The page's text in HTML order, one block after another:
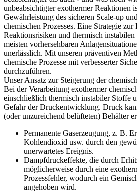
unbeabsichtigter exothermer Reaktionen
Gewährleistung des sicheren Scale-up
chemischen Prozesses. Eine Strategie
Reaktionsrisiken und thermisch
meisten vorhersehbaren
unerlässlich. Mit unseren präventiven
chemische Prozesse mit verbesserter
durchzuführen.
Unser Ansatz zur Steigerung der
Bei der Verarbeitung exothermer
einschließlich thermisch instabiler Stoffe
Gefahr der Druckentwicklung. Druck
(oder unzureichend belüfteten) Behälter
Permanente Gaserzeugung, z. B.
Kohlendioxid usw. durch den
unerwartetes Ereignis.
Dampfdruckeffekte, die durch
möglicherweise durch eine
Prozessfehler, wodurch ein
angehoben wird.